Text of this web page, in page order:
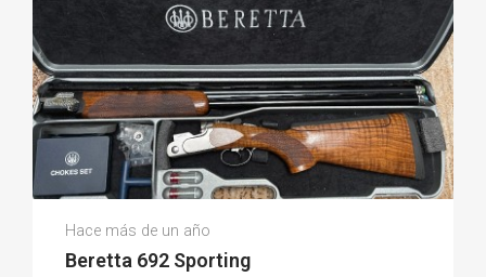
Oscar G.
Hace más de un año
Beretta 692 Sporting